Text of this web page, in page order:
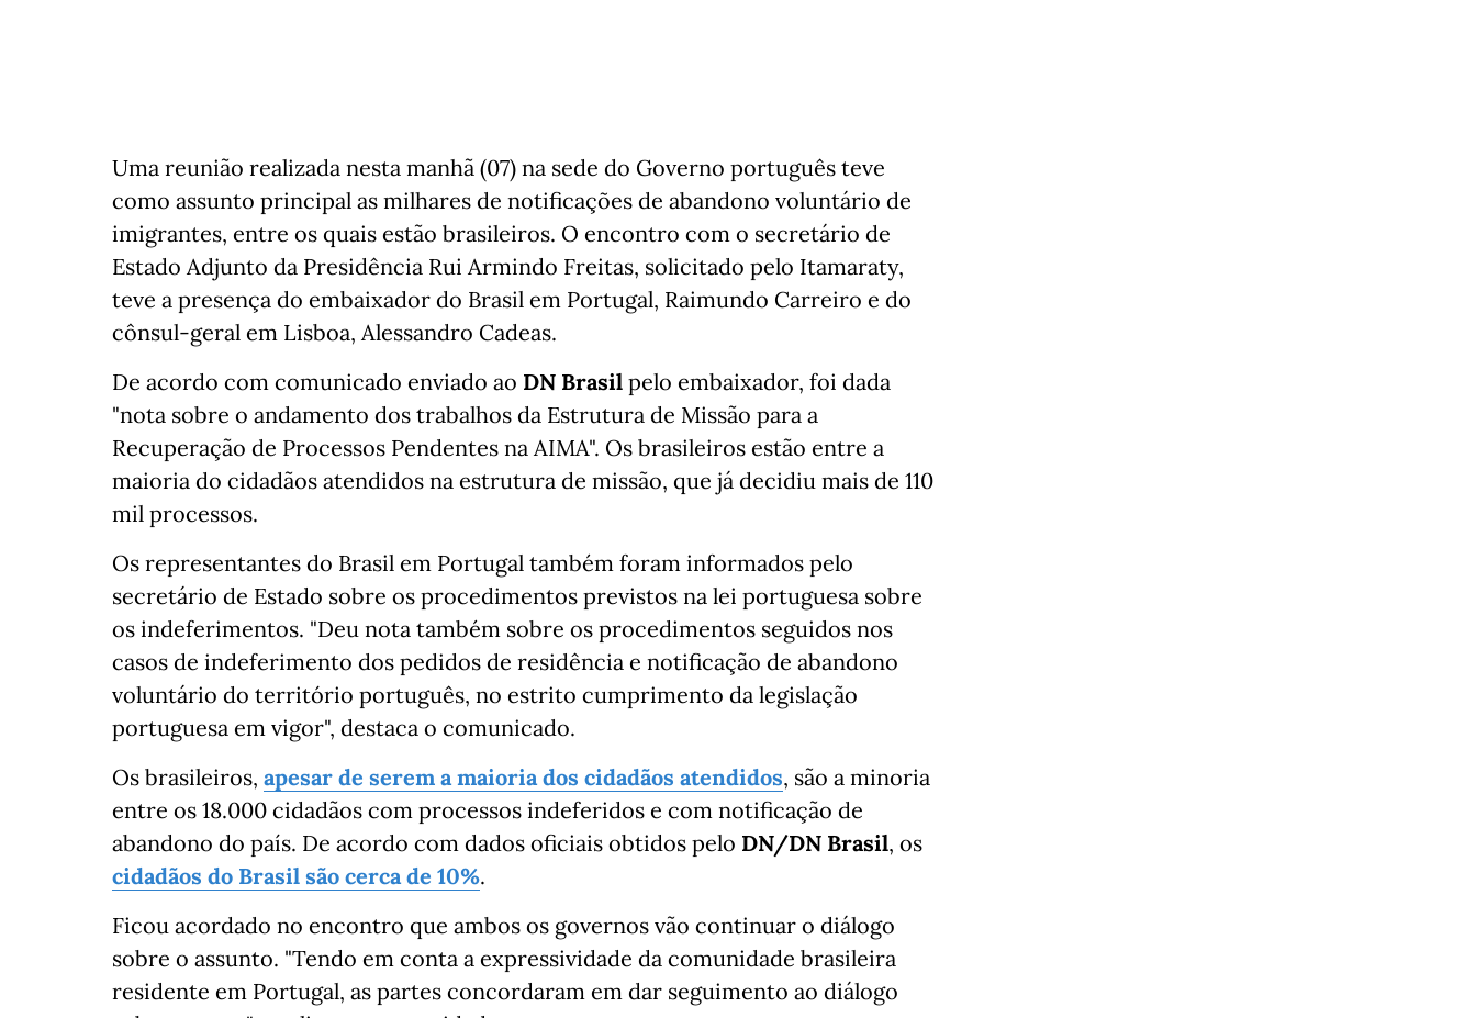
Uma reunião realizada nesta manhã (07) na sede do Governo português teve
como assunto principal as milhares de notificações de abandono voluntário de
imigrantes, entre os quais estão brasileiros. O encontro com o secretário de
Estado Adjunto da Presidência Rui Armindo Freitas, solicitado pelo Itamaraty,
teve a presença do embaixador do Brasil em Portugal, Raimundo Carreiro e do
cônsul-geral em Lisboa, Alessandro Cadeas.
De acordo com comunicado enviado ao DN Brasil pelo embaixador, foi dada
"nota sobre o andamento dos trabalhos da Estrutura de Missão para a
Recuperação de Processos Pendentes na AIMA". Os brasileiros estão entre a
maioria do cidadãos atendidos na estrutura de missão, que já decidiu mais de 110
mil processos.
Os representantes do Brasil em Portugal também foram informados pelo
secretário de Estado sobre os procedimentos previstos na lei portuguesa sobre
os indeferimentos. "Deu nota também sobre os procedimentos seguidos nos
casos de indeferimento dos pedidos de residência e notificação de abandono
voluntário do território português, no estrito cumprimento da legislação
portuguesa em vigor", destaca o comunicado.
Os brasileiros, apesar de serem a maioria dos cidadãos atendidos, são a minoria
entre os 18.000 cidadãos com processos indeferidos e com notificação de
abandono do país. De acordo com dados oficiais obtidos pelo DN/DN Brasil, os
cidadãos do Brasil são cerca de 10%.
Ficou acordado no encontro que ambos os governos vão continuar o diálogo
sobre o assunto. "Tendo em conta a expressividade da comunidade brasileira
residente em Portugal, as partes concordaram em dar seguimento ao diálogo